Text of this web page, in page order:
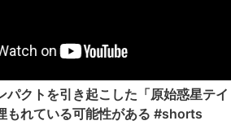
トを引き起こした「原始惑星テイ
ている可能性がある #shorts